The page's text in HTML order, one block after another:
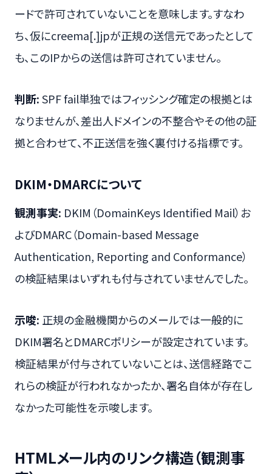
ードで許可されていないことを意味します。すなわ
ち、仮にcreema[.]jpが正規の送信元であったとして
も、このIPからの送信は許可されていません。
判断:SPF fail単独ではフィッシング確定の根拠とは
なりませんが、差出人ドメインの不整合やその他の証
拠と合わせて、不正送信を強く裏付ける指標です。
DKIM・DMARCについて
観測事実: DKIM（DomainKeys Identified Mail）お
よびDMARC（Domain-based Message
Authentication, Reporting and Conformance）
の検証結果はいずれも付与されていませんでした。
示唆: 正規の金融機関からのメールでは一般的に
DKIM署名とDMARCポリシーが設定されています。
検証結果が付与されていないことは、送信経路でこ
れらの検証が行われなかったか、署名自体が存在し
なかった可能性を示唆します。
HTMLメール内のリンク構造（観測事